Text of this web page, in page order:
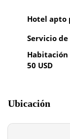
Hotel apto
Servicio
Habitación
50 USD
Ubicación